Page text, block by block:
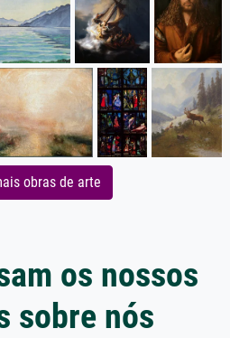
obras de arte
os nossos
sobre nós